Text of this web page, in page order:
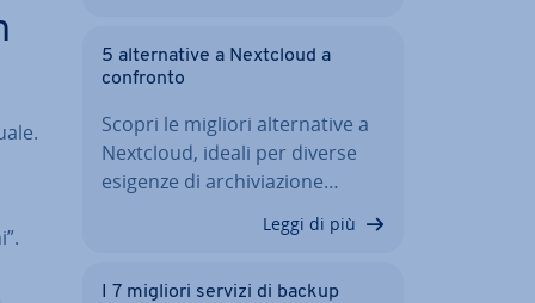
5 al­ter­na­ti­ve a Nextcloud a
confronto
Scopri le migliori al­ter­na­ti­ve a
Nextcloud, ideali per diverse
esigenze di ar­chi­via­zio­ne…
Leggi di più
I 7 migliori servizi di backup